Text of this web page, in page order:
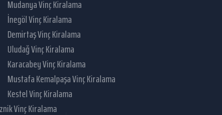
Mudanya Vinç Kiralama
İnegöl Vinç Kiralama
Demirtaş Vinç Kiralama
Uludağ Vinç Kiralama
Karacabey Vinç Kiralama
Mustafa Kemalpaşa Vinç Kiralama
Kestel Vinç Kiralama
Vinç Kiralama